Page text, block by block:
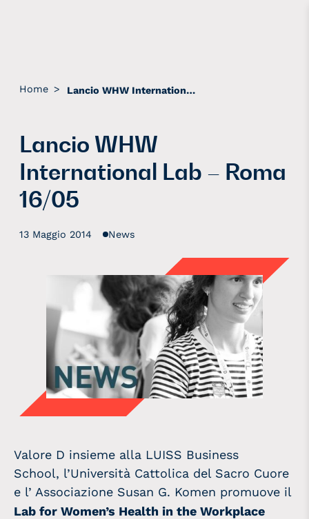
Home > Lancio WHW International Lab – Roma 16/05
Lancio WHW
International Lab – Roma
16/05
13 Maggio 2014 News
Valore D insieme alla LUISS Business
School, l’Università Cattolica del Sacro Cuore
e l’ Associazione Susan G. Komen promuove il
Lab for Women’s Health in the Workplace